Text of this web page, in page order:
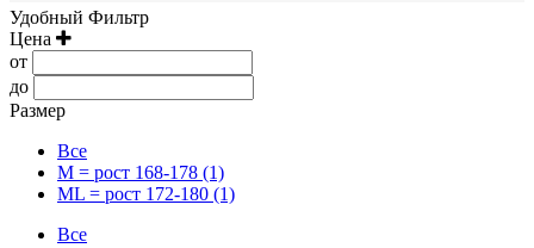
Удобный Фильтр
Цена
от
до
Размер
Все
M = рост 168-178 (1)
ML = рост 172-180 (1)
Все